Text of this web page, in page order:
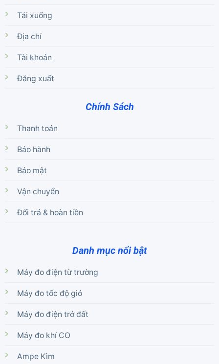
Tải xuống
Địa chỉ
Tài khoản
Đăng xuất
Chính Sách
Thanh toán
Bảo hành
Bảo mật
Vận chuyển
Đổi trả & hoàn tiền
Danh mục nổi bật
Máy đo điện từ trường
Máy đo tốc độ gió
Máy đo điện trở đất
Máy đo khí CO
Ampe Kìm